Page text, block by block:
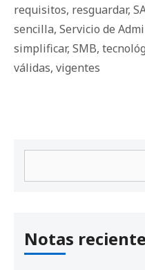
requisitos, resguardar,
sencilla, Servicio de
simplificar, SMB,
válidas, vigentes
Notas